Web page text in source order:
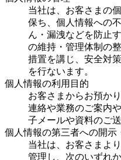
当社は、お客さまの
保ち、個人情報への
ん・漏洩などを防止
の維持・管理体制の
措置を講じ、安全対
を行ないます。
個人情報の利用目的
お客さまからお預か
連絡や業務のご案内
子メールや資料のご
個人情報の第三者への開示
当社は、お客さまよ
管理し、次のいずれ